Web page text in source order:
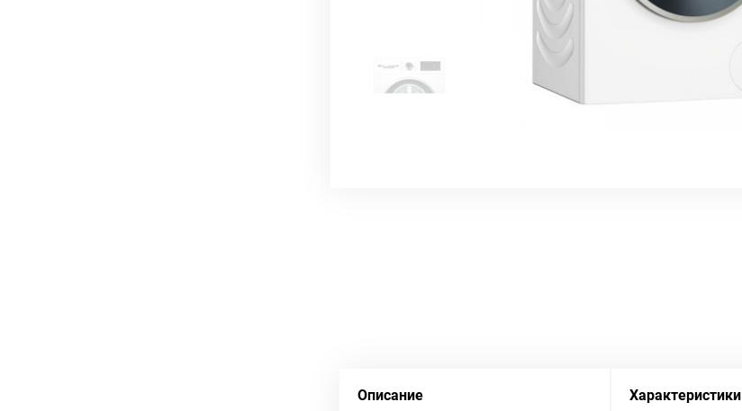
Описание Характеристики